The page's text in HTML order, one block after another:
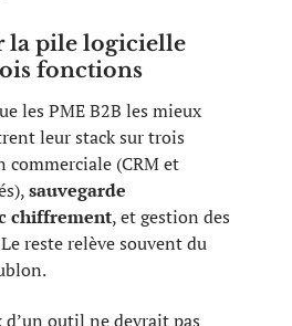
la pile logicielle
fonctions
les PME B2B les mieux
leur stack sur trois
(CRM et
sauvegarde
chiffrement, et gestion des
reste relève souvent du
outil ne devrait pas